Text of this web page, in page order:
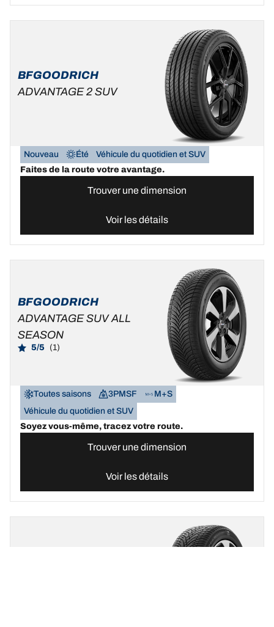
BFGOODRICH
ADVANTAGE 2 SUV
Nouveau Été
Véhicule du quotidien et SUV
Faites de la route votre avantage.
Trouver une dimension
Voir les détails
BFGOODRICH
ADVANTAGE SUV ALL
SEASON
5/5 (1)
Toutes saisons 3PMSF
M+S
Véhicule du quotidien et SUV
Soyez vous-même, tracez votre route.
Trouver une dimension
Voir les détails